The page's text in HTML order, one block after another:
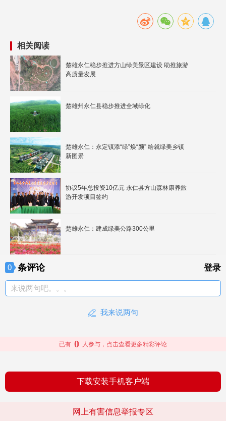
相关阅读
楚雄永仁稳步推进方山绿美景区建设 助推旅游
高质量发展
楚雄州永仁县稳步推进全域绿化
楚雄永仁：永定镇添“绿”焕“颜” 绘就绿美乡镇
新图景
协议5年总投资10亿元 永仁县方山森林康养旅
游开发项目签约
楚雄永仁：建成绿美公路300公里
0 条评论 登录
来说两句吧。。。
我来说两句
已有 0 人参与，点击查看更多精彩评论
下载安装手机客户端
网上有害信息举报专区